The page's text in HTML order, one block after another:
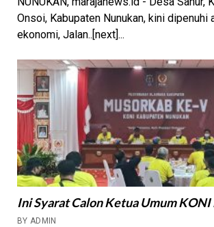
Onsoi, Kabupaten Nunukan, kini dipenuhi
ekonomi, Jalan..[next]...
Ini Syarat Calon Ketua Umum
BY ADMIN